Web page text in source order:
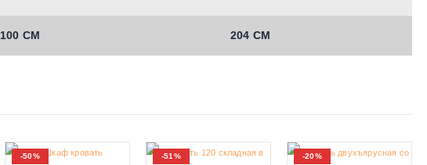
100 СМ 204 СМ
-50% -51% -20%